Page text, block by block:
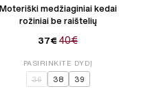
Moteriški medžiaginiai kedai
rožiniai be raištelių
37€ 40€
PASIRINKITE DYDĮ
36 38 39